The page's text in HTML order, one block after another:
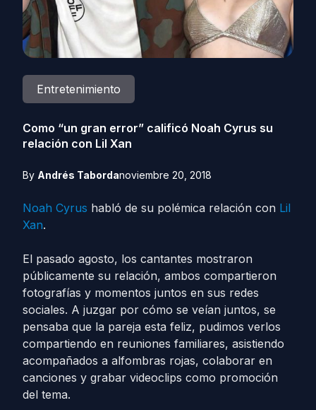
Entretenimiento
Como “un gran error” calificó Noah Cyrus su
relación con Lil Xan
By Andrés Tabordanoviembre 20, 2018
Noah Cyrus habló de su polémica relación con Lil
Xan.
El pasado agosto, los cantantes mostraron
públicamente su relación, ambos compartieron
fotografías y momentos juntos en sus redes
sociales. A juzgar por cómo se veían juntos, se
pensaba que la pareja esta feliz, pudimos verlos
compartiendo en reuniones familiares, asistiendo
acompañados a alfombras rojas, colaborar en
canciones y grabar videoclips como promoción
del tema.